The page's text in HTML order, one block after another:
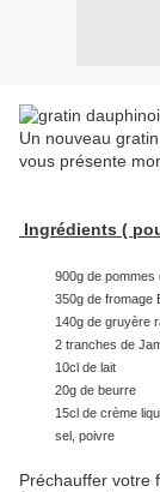
Un nouveau
vous présente
Ingrédients (
900g de pommes
350g de fromage
140g de gruyère
2 tranches de
10cl de lait
20g de beurre
15cl de crème
sel, poivre
Préchauffer votre